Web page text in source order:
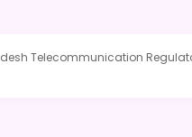
Telecommunication